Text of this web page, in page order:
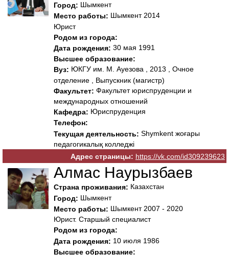
Город: Шымкент
Место работы: Шымкент 2014
Юрист
Родом из города:
Дата рождения: 30 мая 1991
Высшее образование:
Вуз: ЮКГУ им. М. Ауезова , 2013 , Очное
отделение , Выпускник (магистр)
Факультет: Факультет юриспруденции и
международных отношений
Кафедра: Юриспруденция
Телефон:
Текущая деятельность: Shymkent жоғары
педагогикалық колледжі
Адрес страницы: https://vk.com/id309239623
Алмас Наурызбаев
Страна проживания: Казахстан
Город: Шымкент
Место работы: Шымкент 2007 - 2020
Юрист. Старшый специалист
Родом из города:
Дата рождения: 10 июля 1986
Высшее образование: